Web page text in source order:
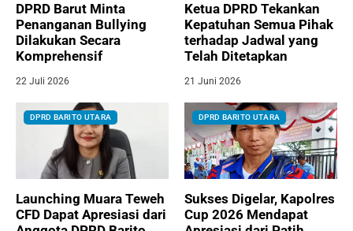
DPRD Barut Minta
Penanganan Bullying
Dilakukan Secara
Komprehensif
22 Juli 2026
Ketua DPRD Tekankan
Kepatuhan Semua Pihak
terhadap Jadwal yang
Telah Ditetapkan
21 Juni 2026
DPRD BARITO UTARA
Launching Muara Teweh
CFD Dapat Apresiasi dari
DPRD BARITO UTARA
Sukses Digelar, Kapolres
Cup 2026 Mendapat